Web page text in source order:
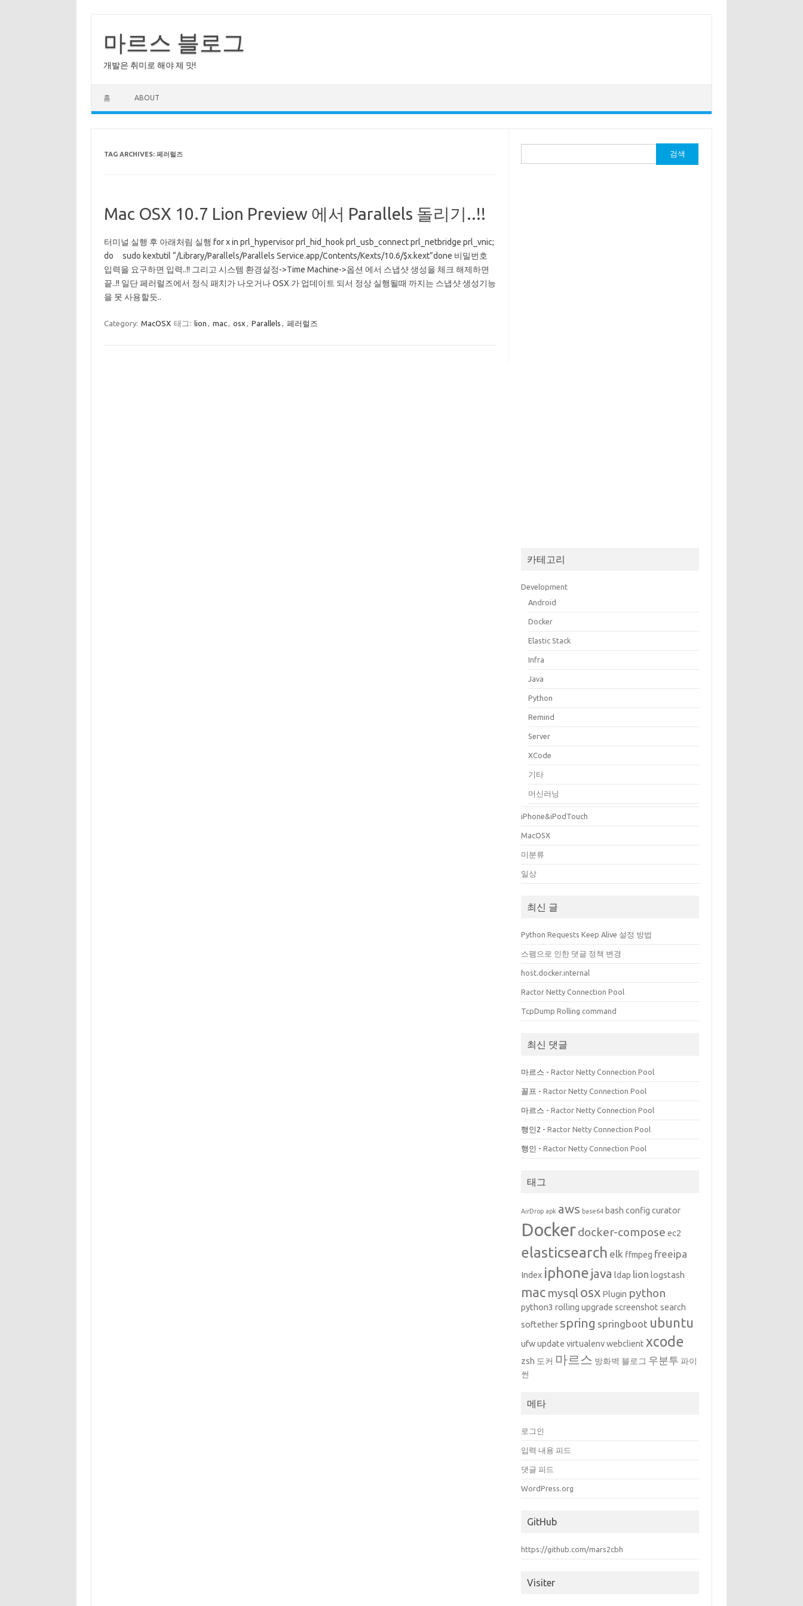
content마르스 블로그
개발은 취미로 해야 제 맛!
홈 ABOUT
TAG ARCHIVES: 페러럴즈
Mac OSX 10.7 Lion Preview 에서 Parallels 돌리기..!!
터미널 실행 후 아래처림 실행 for x in prl_hypervisor prl_hid_hook prl_usb_connect prl_netbridge prl_vnic;
do sudo kextutil “/Library/Parallels/Parallels Service.app/Contents/Kexts/10.6/$x.kext”done 비밀번호
입력을 요구하면 입력..!! 그리고 시스템 환경설정->Time Machine->옵션 에서 스냅샷 생성을 체크 해제하면
끝..!! 일단 페러럴즈에서 정식 패치가 나오거나 OSX 가 업데이트 되서 정상 실행될때 까지는 스냅샷 생성기능
을 못 사용할듯..
Category: MacOSX 태그: lion , mac, osx , Parallels , 페러럴즈
색:
카테고리
Development
Android
Docker
Elastic Stack
Infra
Java
Python
Remind
Server
XCode
기타
머신러닝
iPhone&iPodTouch
MacOSX
미분류
일상
최신 글
Python Requests Keep Alive 설정 방법
스팸으로 인한 댓글 정책 변경
host.docker.internal
Ractor Netty Connection Pool
TcpDump Rolling command
최신 댓글
마르스 -Ractor Netty Connection Pool
꼴프 -Ractor Netty Connection Pool
마르스 -Ractor Netty Connection Pool
행인2 -Ractor Netty Connection Pool
행인 -Ractor Netty Connection Pool
태그
AirDrop apk aws base64 bash config curator
Dockerdocker-compose ec2
elasticsearch elk ffmpeg freeipa
Index iphone java ldap lion logstash
mac mysql osx Plugin python
python3 rolling upgrade screenshot search
softether spring springboot ubuntu
ufw update virtualenv webclient xcode
zsh 도커 마르스 방화벽 블로그 우분투 파이
썬
메타
로그인
입력 내용 피드
댓글 피드
WordPress.org
GitHub
https://github.com/mars2cbh
Visiter